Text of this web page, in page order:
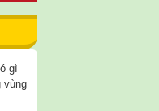
gì
vùng